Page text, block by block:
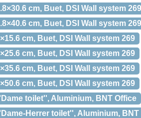
cm, Buet, DSI Wall system 269
cm, Buet, DSI Wall system 269
cm, Buet, DSI Wall system 269
cm, Buet, DSI Wall system 269
cm, Buet, DSI Wall system 269
cm, Buet, DSI Wall system 269
toilet'', Aluminium, BNT Office
Herrer toilet'', Aluminium, BNT